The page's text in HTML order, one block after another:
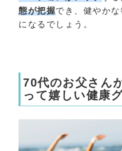
態が把握でき、健やか
になるでしょう。
70代のお父さん
って嬉しい健康